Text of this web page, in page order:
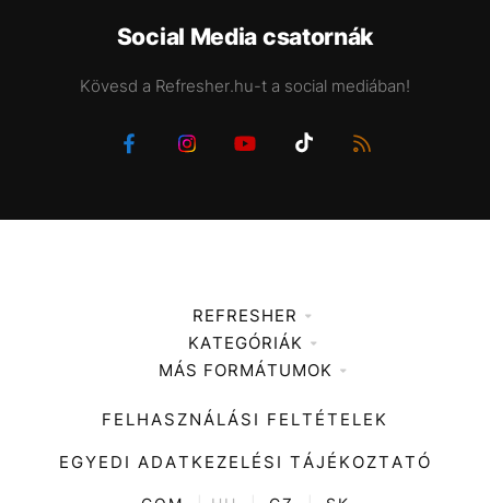
Social Media csatornák
Kövesd a Refresher.hu-t a social mediában!
REFRESHER
Médiaajánlat
KATEGÓRIÁK
Zene
Divat
Kultúra
ENTR
MÁS FORMÁTUMOK
FELHASZNÁLÁSI FELTÉTELEK
EGYEDI ADATKEZELÉSI TÁJÉKOZTATÓ